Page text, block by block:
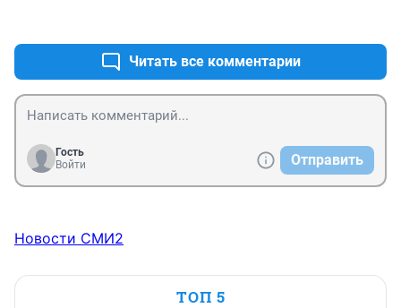
Читать все комментарии
Гость
Войти
Отправить
Новости СМИ2
ТОП 5